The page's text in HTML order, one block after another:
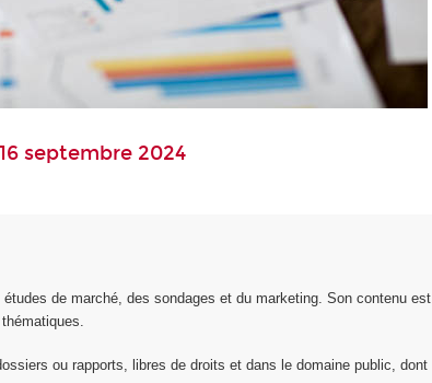
16 septembre 2024
de marché, des sondages et du marketing. Son contenu
ou rapports, libres de droits et dans le domaine public,